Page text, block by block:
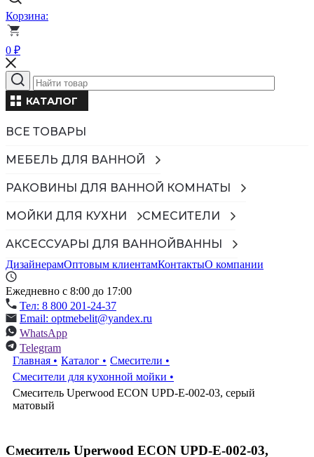
Корзина:
0 ₽
КАТАЛОГ
ВСЕ ТОВАРЫ
МЕБЕЛЬ ДЛЯ ВАННОЙ
РАКОВИНЫ ДЛЯ ВАННОЙ КОМНАТЫ
МОЙКИ ДЛЯ КУХНИ СМЕСИТЕЛИ
АКСЕССУАРЫ ДЛЯ ВАННОЙВАННЫ
ДизайнерамОптовым клиентамКонтактыО компании
Ежедневно с 8:00 до 17:00
Тел: 8 800 201-24-37
Email: optmebelit@yandex.ru
WhatsApp
Telegram
Главная • Каталог • Смесители •
Смесители для кухонной мойки •
Смеситель Uperwood ECON UPD-E-002-03, серый
матовый
Смеситель Uperwood ECON UPD-E-002-03,